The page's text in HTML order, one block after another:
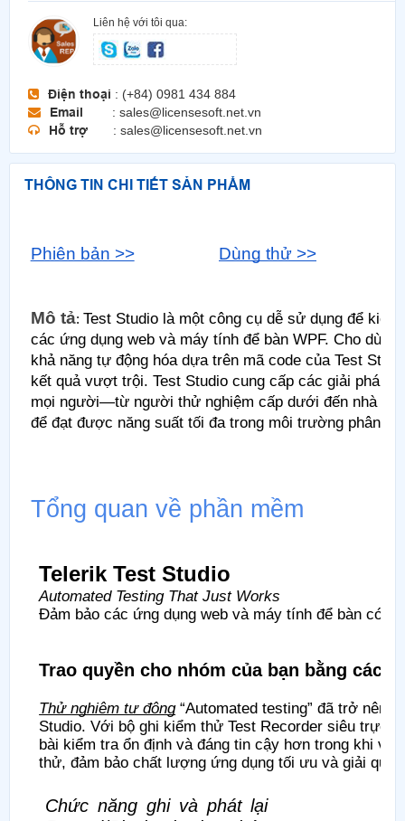
Liên hệ với tôi qua:
Điện thoại : (+84) 0981 434 884
Email
: sales@licensesoft.net.vn
Hỗ trợ
: sales@licensesoft.net.vn
THÔNG TIN CHI TIẾT SẢN PHẨM
Phiên bản >> Dùng thử >>
Mô tả: ​ Test Studio là một công cụ dễ sử dụng để
các ứng dụng web và máy tính để bàn WPF. Cho dù
khả năng tự động hóa dựa trên mã code của Test
kết quả vượt trội. Test Studio cung cấp các giải pháp
mọi người—từ người thử nghiệm cấp dưới đến nhà
để đạt được năng suất tối đa trong môi trường phân
Tổng quan về phần mềm
Telerik Test Studio
Automated Testing That Just Works
Đảm bảo các ứng dụng web và máy tính để bàn có
Trao quyền cho nhóm của bạn bằng các
Thử nghiệm tự động“Automated testing” đã trở nên
Studio. Với bộ ghi kiểm thử Test Recorder siêu trực
bài kiểm tra ổn định và đáng tin cậy hơn trong khi
thử, đảm bảo chất lượng ứng dụng tối ưu và giải
Chức năng ghi và phát lại